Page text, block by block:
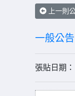
上一則
一般公告
張貼日期